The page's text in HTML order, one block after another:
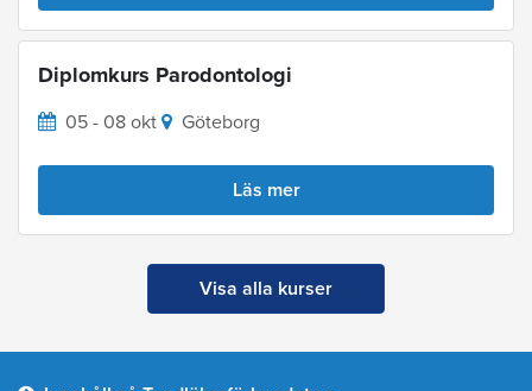
Diplomkurs Parodontologi
05 - 08 okt Göteborg
Läs mer
Visa alla kurser